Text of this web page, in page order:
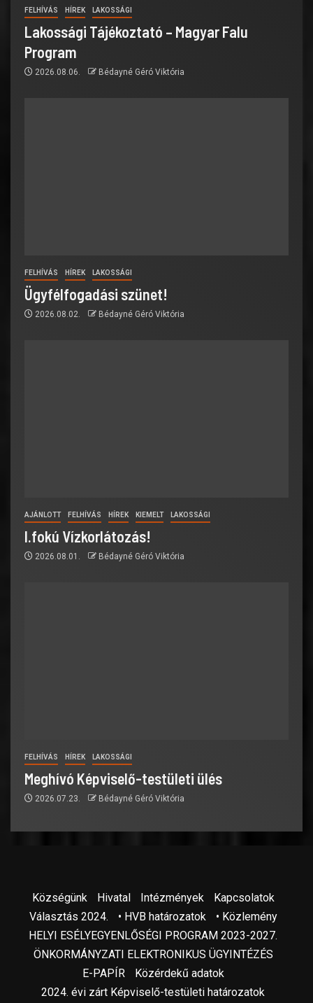
FELHÍVÁS HÍREK LAKOSSÁGI
Lakossági Tájékoztató – Magyar Falu
Program
2026.08.06. Bédayné Géró Viktória
FELHÍVÁS HÍREK LAKOSSÁGI
Ügyfélfogadási szünet!
2026.08.02. Bédayné Géró Viktória
AJÁNLOTT FELHÍVÁS HÍREK KIEMELT LAKOSSÁGI
I.fokú Vízkorlátozás!
2026.08.01. Bédayné Géró Viktória
FELHÍVÁS HÍREK LAKOSSÁGI
Meghívó Képviselő-testületi ülés
2026.07.23. Bédayné Géró Viktória
Községünk Hivatal Intézmények
Kapcsolatok
Választás 2024.
• HVB határozatok
• Közlemény
HELYI ESÉLYEGYENLŐSÉGI PROGRAM 2023-2027.
ÖNKORMÁNYZATI ELEKTRONIKUS ÜGYINTÉZÉS
E-PAPÍR
Közérdekű adatok
2024. évi zárt Képviselő-testületi határozatok